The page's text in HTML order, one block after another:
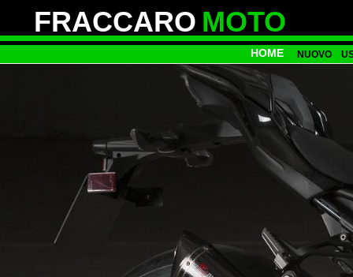
HOME NUOVO
MOTO
FRACCARO